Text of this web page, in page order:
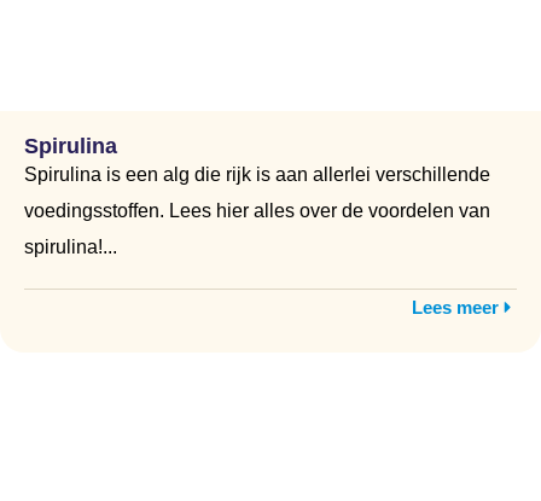
Spirulina
Spirulina is een alg die rijk is aan allerlei verschillende
voedingsstoffen. Lees hier alles over de voordelen van
spirulina!...
Lees meer